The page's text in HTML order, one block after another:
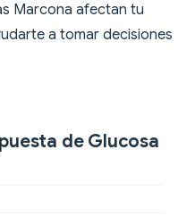
Marcona afectan tu
a tomar decisiones
de Glucosa